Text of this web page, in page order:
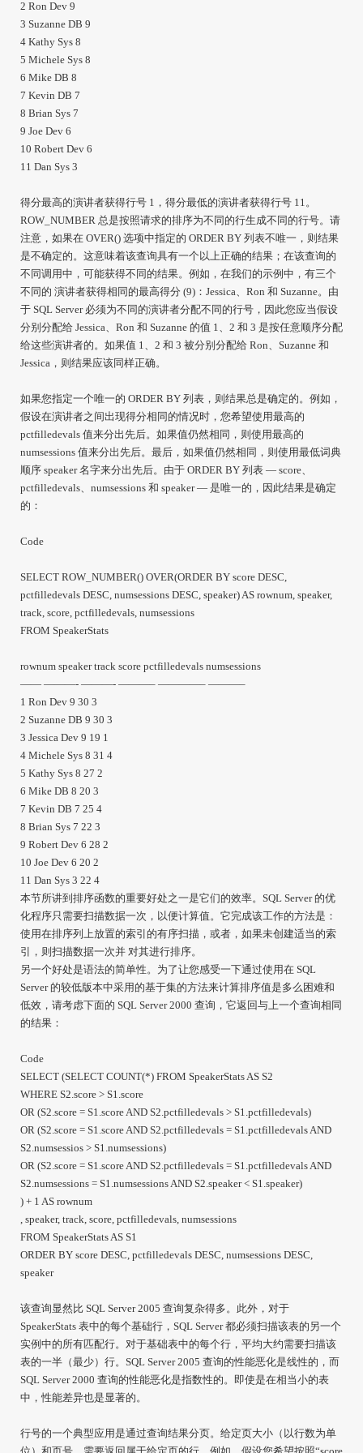
2 Ron Dev 9
3 Suzanne DB 9
4 Kathy Sys 8
5 Michele Sys 8
6 Mike DB 8
7 Kevin DB 7
8 Brian Sys 7
9 Joe Dev 6
10 Robert Dev 6
11 Dan Sys 3
得分最高的演讲者获得行号 1，得分最低的演讲者获得行号 11。
ROW_NUMBER 总是按照请求的排序为不同的行生成不同的行号。请
注意，如果在 OVER() 选项中指定的 ORDER BY 列表不唯一，则结果
是不确定的。这意味着该查询具有一个以上正确的结果；在该查询的
不同调用中，可能获得不同的结果。例如，在我们的示例中，有三个
不同的 演讲者获得相同的最高得分 (9)：Jessica、Ron 和 Suzanne。由
于 SQL Server 必须为不同的演讲者分配不同的行号，因此您应当假设
分别分配给 Jessica、Ron 和 Suzanne 的值 1、2 和 3 是按任意顺序分配
给这些演讲者的。如果值 1、2 和 3 被分别分配给 Ron、Suzanne 和
Jessica，则结果应该同样正确。
如果您指定一个唯一的 ORDER BY 列表，则结果总是确定的。例如，
假设在演讲者之间出现得分相同的情况时，您希望使用最高的
pctfilledevals 值来分出先后。如果值仍然相同，则使用最高的
numsessions 值来分出先后。最后，如果值仍然相同，则使用最低词典
顺序 speaker 名字来分出先后。由于 ORDER BY 列表 — score、
pctfilledevals、numsessions 和 speaker — 是唯一的，因此结果是确定
的：
Code
SELECT ROW_NUMBER() OVER(ORDER BY score DESC,
pctfilledevals DESC, numsessions DESC, speaker) AS rownum, speaker,
track, score, pctfilledevals, numsessions
FROM SpeakerStats
rownum speaker track score pctfilledevals numsessions
—— ———- ———- ———– ————– ———–
1 Ron Dev 9 30 3
2 Suzanne DB 9 30 3
3 Jessica Dev 9 19 1
4 Michele Sys 8 31 4
5 Kathy Sys 8 27 2
6 Mike DB 8 20 3
7 Kevin DB 7 25 4
8 Brian Sys 7 22 3
9 Robert Dev 6 28 2
10 Joe Dev 6 20 2
11 Dan Sys 3 22 4
本节所讲到排序函数的重要好处之一是它们的效率。SQL Server 的优
化程序只需要扫描数据一次，以便计算值。它完成该工作的方法是：
使用在排序列上放置的索引的有序扫描，或者，如果未创建适当的索
引，则扫描数据一次并 对其进行排序。
另一个好处是语法的简单性。为了让您感受一下通过使用在 SQL
Server 的较低版本中采用的基于集的方法来计算排序值是多么困难和
低效，请考虑下面的 SQL Server 2000 查询，它返回与上一个查询相同
的结果：
Code
SELECT (SELECT COUNT(*) FROM SpeakerStats AS S2
WHERE S2.score > S1.score
OR (S2.score = S1.score AND S2.pctfilledevals > S1.pctfilledevals)
OR (S2.score = S1.score AND S2.pctfilledevals = S1.pctfilledevals AND
S2.numsessios > S1.numsessions)
OR (S2.score = S1.score AND S2.pctfilledevals = S1.pctfilledevals AND
S2.numsessions = S1.numsessions AND S2.speaker < S1.speaker)
) + 1 AS rownum
, speaker, track, score, pctfilledevals, numsessions
FROM SpeakerStats AS S1
ORDER BY score DESC, pctfilledevals DESC, numsessions DESC,
speaker
该查询显然比 SQL Server 2005 查询复杂得多。此外，对于
SpeakerStats 表中的每个基础行，SQL Server 都必须扫描该表的另一个
实例中的所有匹配行。对于基础表中的每个行，平均大约需要扫描该
表的一半（最少）行。SQL Server 2005 查询的性能恶化是线性的，而
SQL Server 2000 查询的性能恶化是指数性的。即使是在相当小的表
中，性能差异也是显著的。
行号的一个典型应用是通过查询结果分页。给定页大小（以行数为单